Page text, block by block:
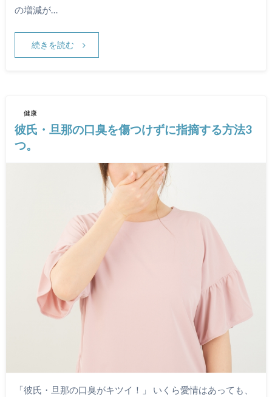
の増減が…
続きを読む
健康
彼氏・旦那の口臭を傷つけずに指摘する方法3
つ。
「彼氏・旦那の口臭がキツイ！」 いくら愛情はあっても、